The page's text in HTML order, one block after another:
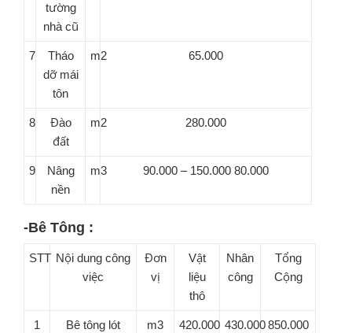
tường
nhà cũ
7
Tháo
dỡ mái
tôn
m2 65.000
8
Đào
đất
m2 280.000
9
Nâng
nền
m3 90.000 – 150.000 80.000
-Bê Tông :
STT Nội dung công
việc
Đơn
vị
Vật
liệu
thô
Nhân
công
Tổng
Cộng
1
Bê tông lót
m3 420.000 430.000850.000